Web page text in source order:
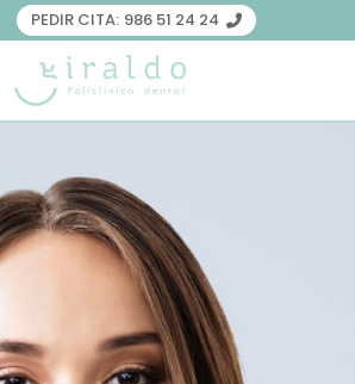
PEDIR CITA: 986 51 24 24